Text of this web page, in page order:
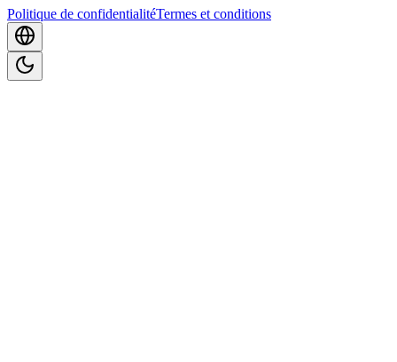
Politique de confidentialitéTermes et conditions